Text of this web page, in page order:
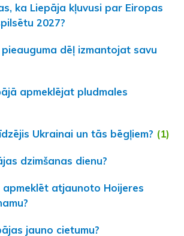
ka Liepāja kļuvusi par Eiropas
2027?
dēļ izmantojat savu
apmeklējat pludmales
Ukrainai un tās bēgļiem? (1)
dzimšanas dienu?
apmeklēt atjaunoto Hoijeres
jauno cietumu?